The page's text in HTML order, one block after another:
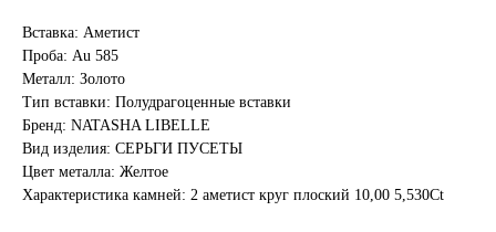
Вставка: Аметист
Проба: Au 585
Металл: Золото
Тип вставки: Полудрагоценные вставки
Бренд: NATASHA LIBELLE
Вид изделия: СЕРЬГИ ПУСЕТЫ
Цвет металла: Желтое
Характеристика камней: 2 аметист круг плоский 10,00 5,530Ct